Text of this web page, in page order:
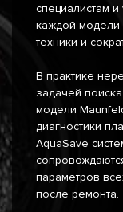
специалистам и
каждой модели
техники и
В практике
задачей
модели
диагностики
AquaSave
параметров
после ремонта.